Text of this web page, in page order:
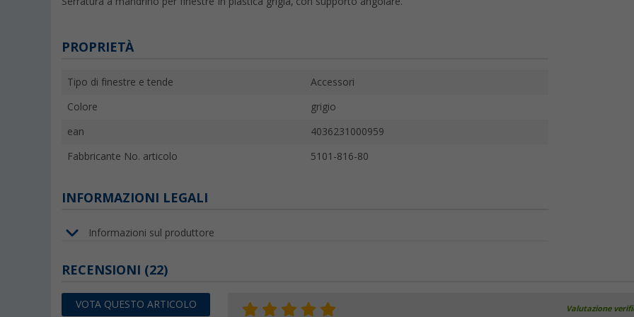
PROPRIETÀ
Tipo di finestre e tende Accessori
Colore grigio
ean 4036231000959
Fabbricante No. articolo 5101-816-80
INFORMAZIONI LEGALI
Informazioni sul produttore
RECENSIONI (22)
VOTA QUESTO ARTICOLO Valutazione